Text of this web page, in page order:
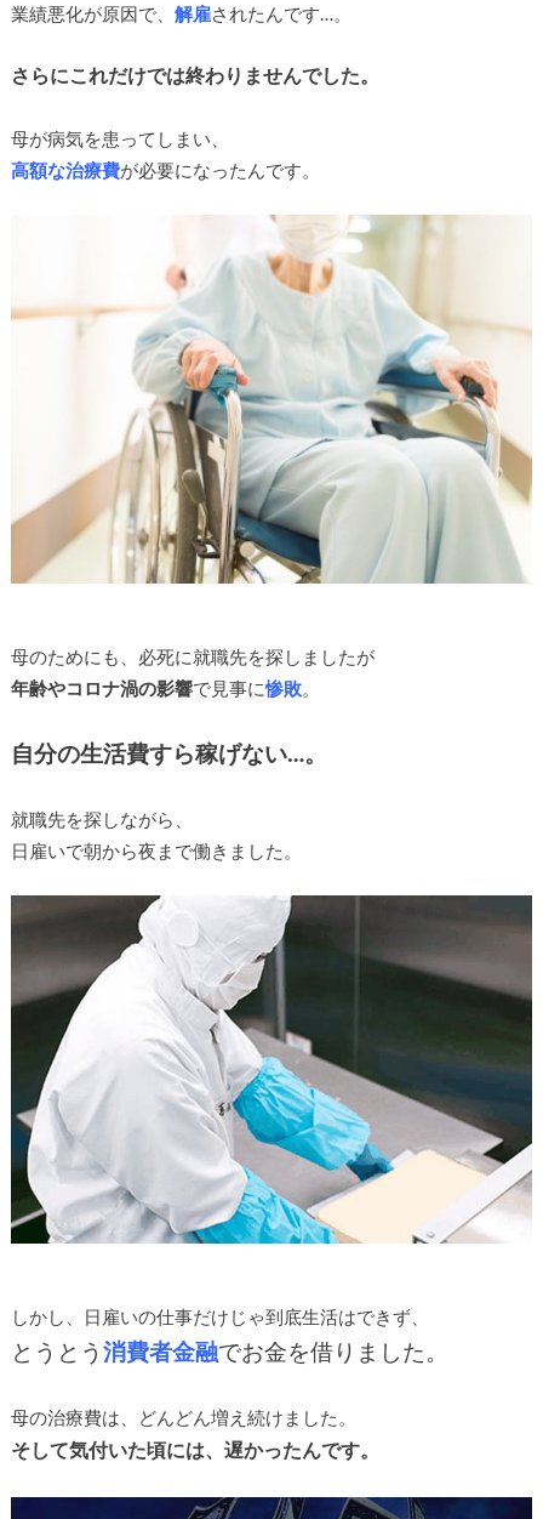
業績悪化が原因で、 解雇されたんです…。
さらにこれだけでは終わりませんでした。
母が病気を患ってしまい、
高額な治療費が必要になったんです。
母のためにも、必死に就職先を探しましたが
年齢やコロナ渦の影響で見事に惨敗。
自分の生活費すら稼げない…。
就職先を探しながら、
日雇いで朝から夜まで働きました。
しかし、日雇いの仕事だけじゃ到底生活はできず、
とうとう 消費者金融でお金を借りました。
母の治療費は、どんどん増え続けました。
そして気付いた頃には、遅かったんです。